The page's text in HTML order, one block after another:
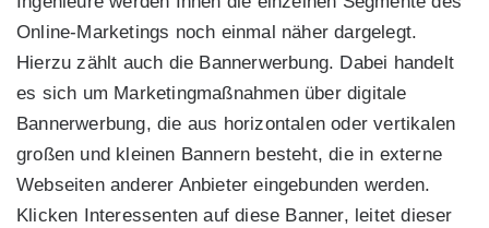
Online-Marketings noch einmal näher dargelegt.
Hierzu zählt auch die Bannerwerbung. Dabei handelt
es sich um Marketingmaßnahmen über digitale
Bannerwerbung, die aus horizontalen oder vertikalen
großen und kleinen Bannern besteht, die in externe
Webseiten anderer Anbieter eingebunden werden.
Klicken Interessenten auf diese Banner, leitet dieser